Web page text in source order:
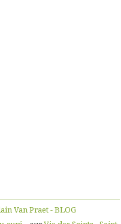
Van Praet - BLOG